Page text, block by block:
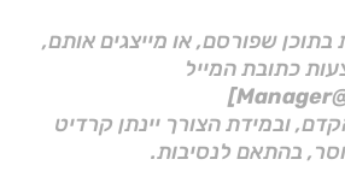
בתוכן שפורסם, או מייצגים אותם,
כתובת המייל
ובמידת הצורך יינתן קרדיט
בהתאם לנסיבות.